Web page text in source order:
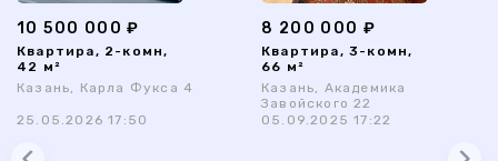
10 500 000 ₽
Квартира, 2-комн,
42 м²
Казань, Карла Фукса 4
25.05.2026 17:50
8 200 000 ₽
Квартира, 3-комн,
66 м²
Казань, Академика
Завойского 22
05.09.2025 17:22